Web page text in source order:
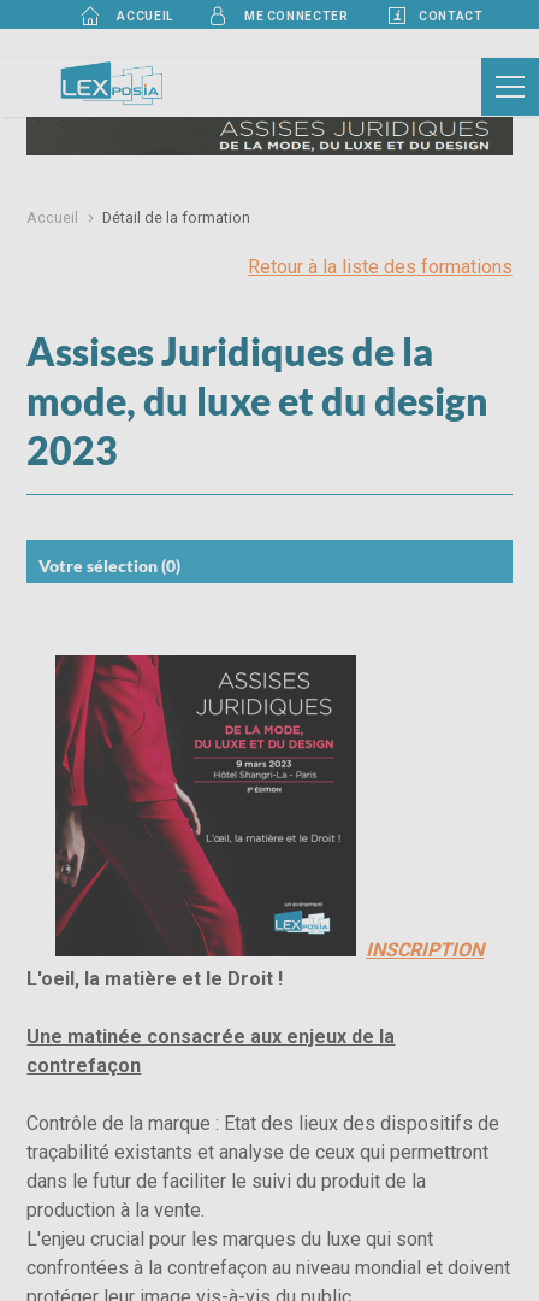
ACCUEIL ME CONNECTER CONTACT
Accueil Détail de la formation
Retour à la liste des formations
Assises Juridiques de la
mode, du luxe et du design
2023
Votre sélection (0)
INSCRIPTION
L'oeil, la matière et le Droit !
Une matinée consacrée aux enjeux de la
contrefaçon
Contrôle de la marque : Etat des lieux des dispositifs de
traçabilité existants et analyse de ceux qui permettront
dans le futur de faciliter le suivi du produit de la
production à la vente.
L'enjeu crucial pour les marques du luxe qui sont
confrontées à la contrefaçon au niveau mondial et doivent